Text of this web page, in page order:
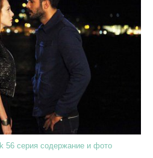
56 серия содержание и фото